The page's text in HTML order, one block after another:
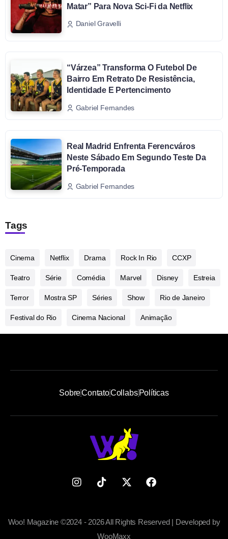
Matar” Para Nova Sci-Fi da Netflix
Daniel Gravelli
“Várzea” Transforma O Futebol De
Bairro Em Retrato De Resistência,
Identidade E Pertencimento
Gabriel Fernandes
Real Madrid Enfrenta Ferencváros
Neste Sábado Em Segundo Teste Da
Pré-Temporada
Gabriel Fernandes
Tags
Cinema Netflix Drama Rock In Rio CCXP
Teatro Série Comédia Marvel Disney Estreia
Terror Mostra SP Séries Show Rio de Janeiro
Festival do Rio Cinema Nacional Animação
SobreContatoCollabsPolíticas
Woo! Magazine ©2024 - 2026 All Rights Reserved | Developed by
WooMaxx